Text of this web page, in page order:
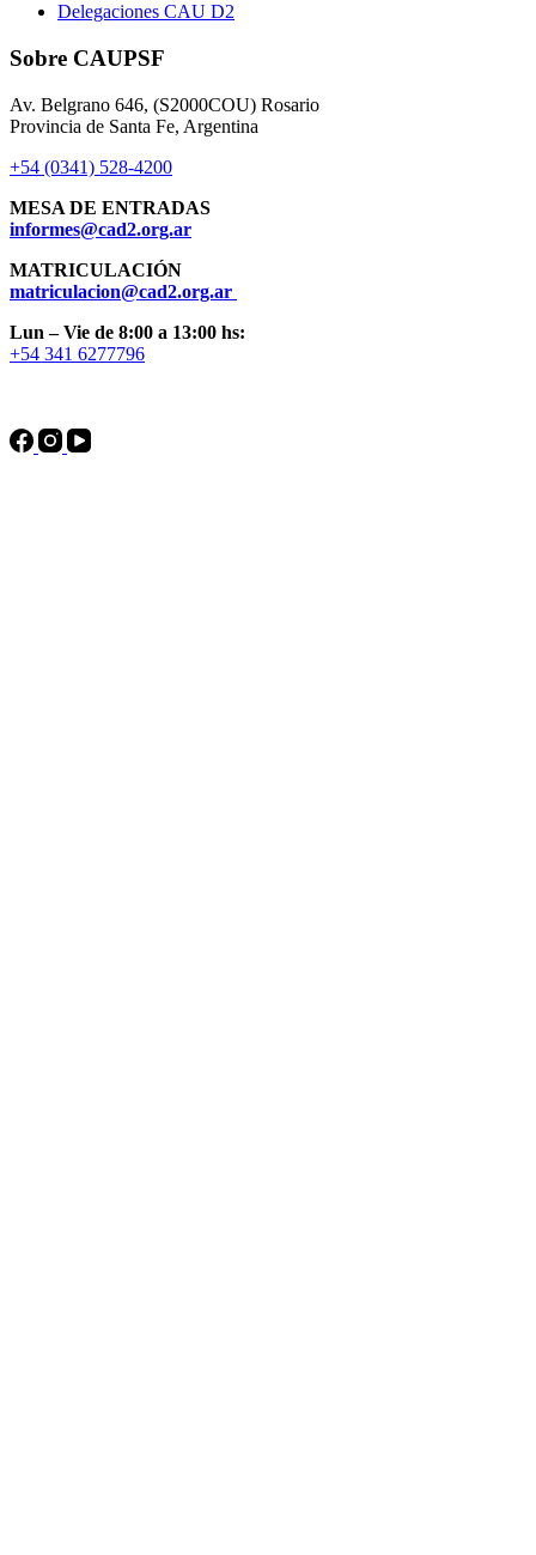
Delegaciones CAU D2
Sobre CAUPSF
Av. Belgrano 646, (S2000COU) Rosario
Provincia de Santa Fe, Argentina
+54 (0341) 528-4200
MESA DE ENTRADAS
informes@cad2.org.ar
MATRICULACIÓN
matriculacion@cad2.org.ar
Lun – Vie de 8:00 a 13:00 hs:
+54 341 6277796